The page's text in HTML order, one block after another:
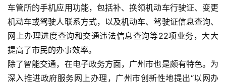
车管所的手机应用功能，包括补、换领机动车行驶证、变更
机动车或驾驶人联系方式，以及机动车、驾驶证信息查询、
网上办理进度查询和交通违法信息查询等22项业务，大大
提高了市民的办事效率。
除了智能交通，在电子政务方面，广州市也是颇有特色。为
深入推进政府服务网上办理，广州市创新性地提出“以网办